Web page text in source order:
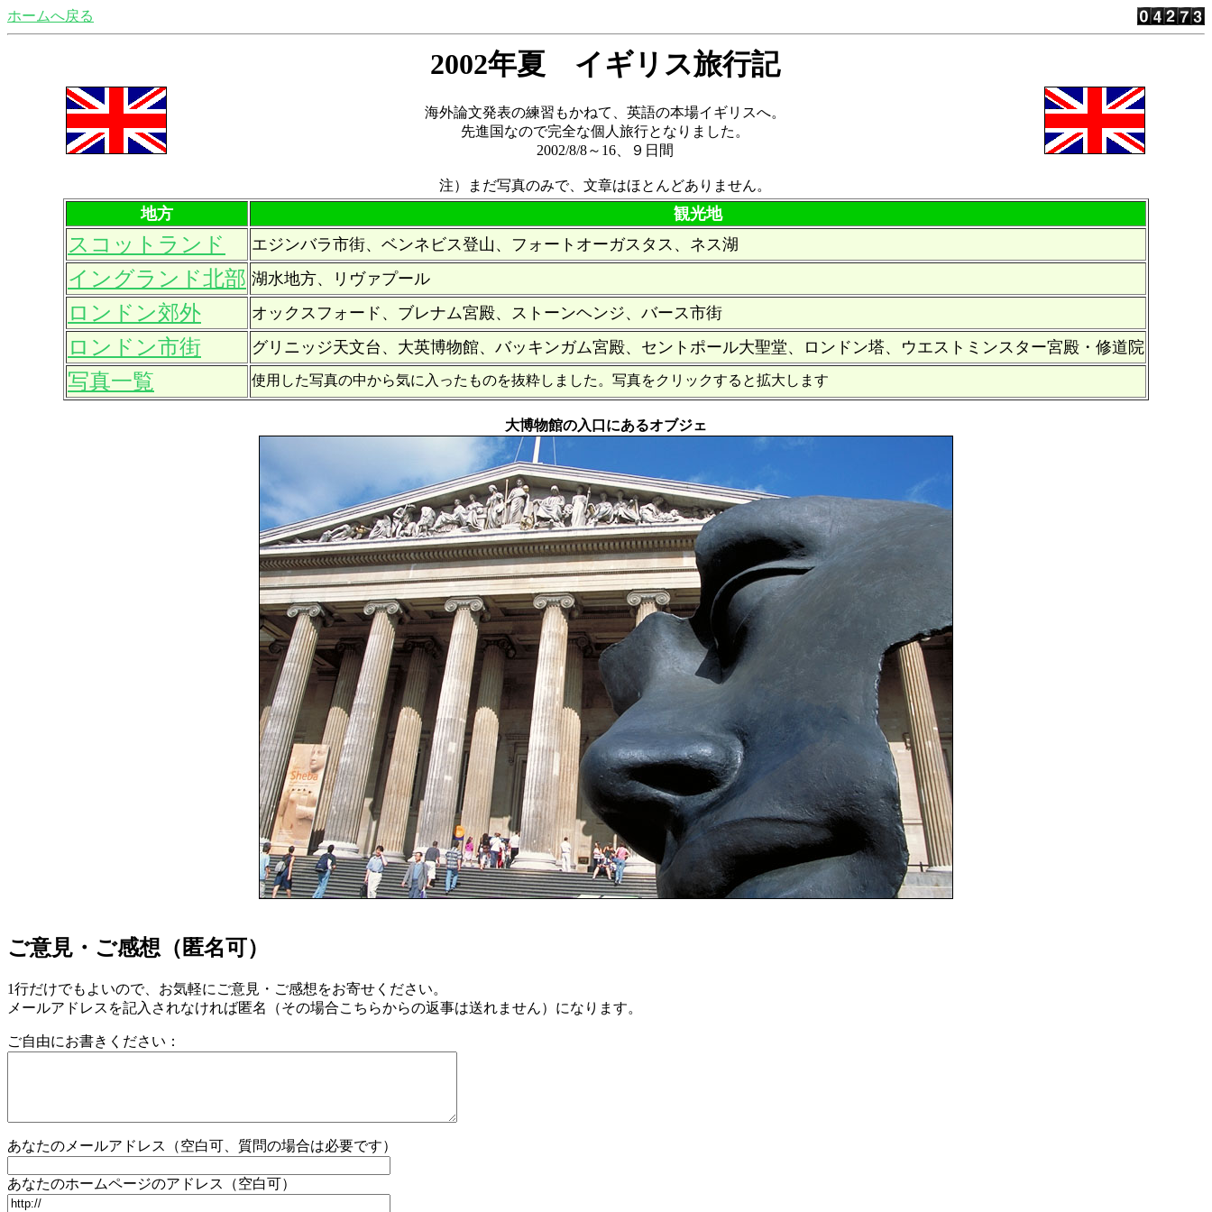
ホームへ戻る
2002年夏 イギリス旅行記
海外論文発表の練習もかねて、英語の本場イギリスへ。
先進国なので完全な個人旅行となりました。
2002/8/8～16、９日間
注）まだ写真のみで、文章はほとんどありません。
地方 観光地
スコットランド エジンバラ市街、ベンネビス登山、フォートオーガスタス、ネス湖
イングランド北部 湖水地方、リヴァプール
ロンドン郊外 オックスフォード、ブレナム宮殿、ストーンヘンジ、バース市街
ロンドン市街 グリニッジ天文台、大英博物館、バッキンガム宮殿、セントポール大聖堂、ロンドン塔、ウエストミンスター宮殿・修道院
写真一覧 使用した写真の中から気に入ったものを抜粋しました。写真をクリックすると拡大します
大博物館の入口にあるオブジェ
ご意見・ご感想（匿名可）
1行だけでもよいので、お気軽にご意見・ご感想をお寄せください。
メールアドレスを記入されなければ匿名（その場合こちらからの返事は送れません）になります。
ご自由にお書きください：
あなたのメールアドレス（空白可、質問の場合は必要です）
あなたのホームページのアドレス（空白可）